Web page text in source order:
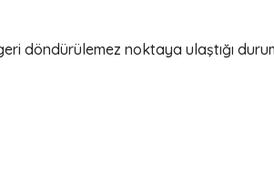
döndürülemez noktaya ulaştığı